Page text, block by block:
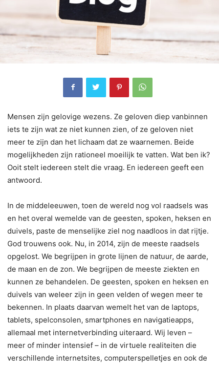
Mensen zijn gelovige wezens. Ze geloven diep vanbinnen
iets te zijn wat ze niet kunnen zien, of ze geloven niet
meer te zijn dan het lichaam dat ze waarnemen. Beide
mogelijkheden zijn rationeel moeilijk te vatten. Wat ben ik?
Ooit stelt iedereen stelt die vraag. En iedereen geeft een
antwoord.
In de middeleeuwen, toen de wereld nog vol raadsels was
en het overal wemelde van de geesten, spoken, heksen en
duivels, paste de menselijke ziel nog naadloos in dat rijtje.
God trouwens ook. Nu, in 2014, zijn de meeste raadsels
opgelost. We begrijpen in grote lijnen de natuur, de aarde,
de maan en de zon. We begrijpen de meeste ziekten en
kunnen ze behandelen. De geesten, spoken en heksen en
duivels van weleer zijn in geen velden of wegen meer te
bekennen. In plaats daarvan wemelt het van de laptops,
tablets, spelconsolen, smartphones en navigatieapps,
allemaal met internetverbinding uiteraard. Wij leven –
meer of minder intensief – in de virtuele realiteiten die
verschillende internetsites, computerspelletjes en ook de